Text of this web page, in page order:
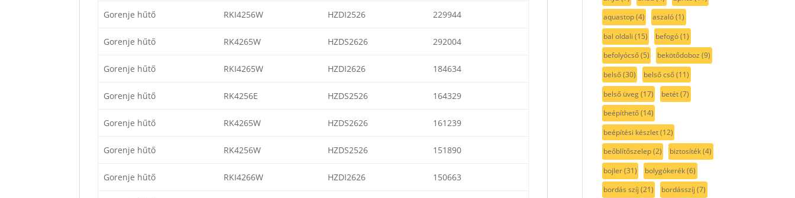
Gorenje hűtő RKI4256W HZDI2526 229944
Gorenje hűtő RK4265W HZDS2626 292004
Gorenje hűtő RKI4265W HZDI2626 184634
Gorenje hűtő RK4256E HZDS2526 164329
Gorenje hűtő RK4265W HZDS2626 161239
Gorenje hűtő RK4256W HZDS2526 151890
Gorenje hűtő RKI4266W HZDI2626 150663
aquastop(4) aszaló(1)
bal oldali (15) befogó(1)
befolyócső(5) bekötődoboz (9)
belső(30) belső cső(11)
belső üveg(17) betét(7)
beépíthető(14)
beépítési készlet(12)
beőblítőszelep(2) biztosíték(4)
bojler(31) bolygókerék(6)
bordás szíj (21) bordásszíj (7)